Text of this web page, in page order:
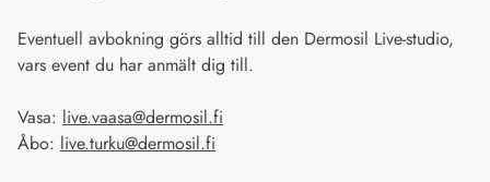
Eventuell avbokning görs alltid till den Dermosil Live-studio,
vars event du har anmält dig till.
Vasa: live.vaasa@dermosil.fi
Åbo: live.turku@dermosil.fi